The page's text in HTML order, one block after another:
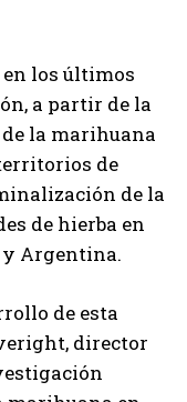
los últimos
a partir de la
la marihuana
de
de la
de hierba en
y Argentina.
de esta
director